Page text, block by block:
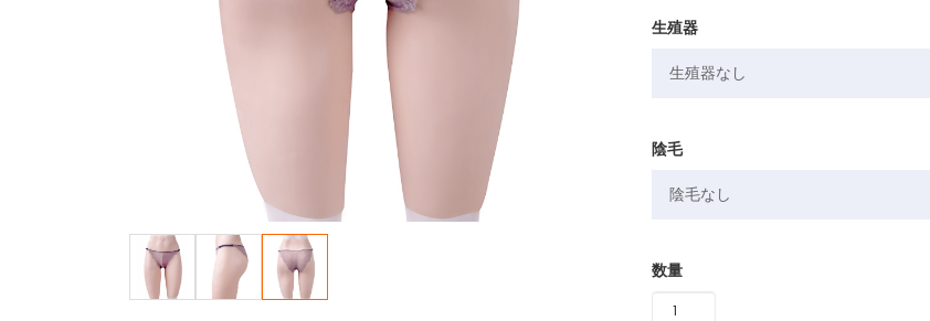
生殖器
陰毛
数量